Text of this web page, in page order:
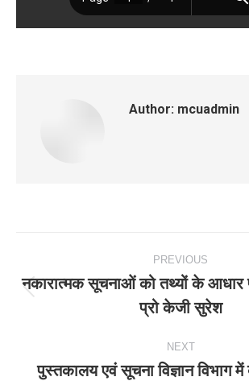
Author: mcuadmin
navigation
PREVIOUS
Previous
post:
नकारात्मक सूचनाओं को तथ्यों के आधार
प्रो केजी सुरेश
NEXT
Next
पुस्तकालय एवं सूचना विज्ञान विभाग